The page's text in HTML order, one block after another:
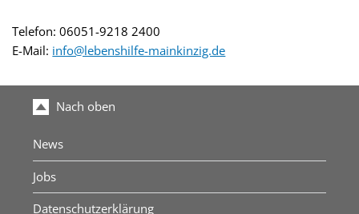
Telefon: 06051-9218 2400
E-Mail: info@lebenshilfe-mainkinzig.de
Nach oben
News
Jobs
Datenschutzerklärung